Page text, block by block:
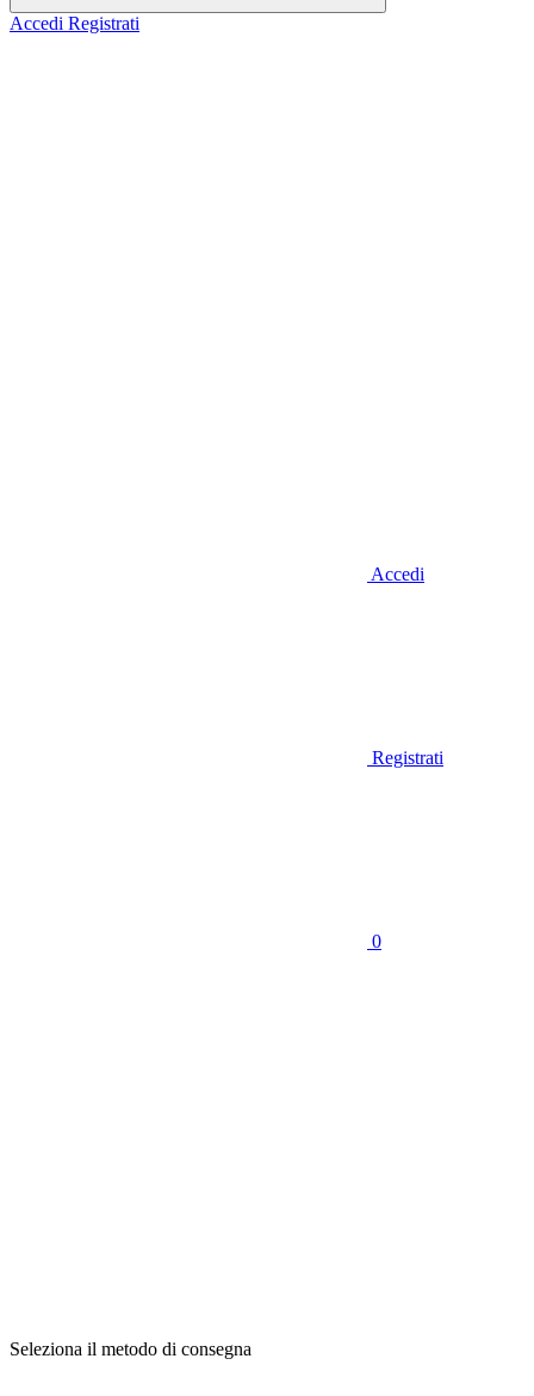
Accedi Registrati
Accedi
Registrati
0
Seleziona il metodo di consegna